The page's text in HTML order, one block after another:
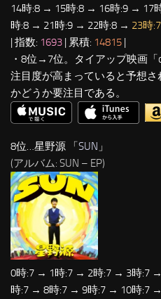
14時:8 → 15時:8 → 16時:9 → 17
時:8 → 21時:9 → 22時:8 → 23時:7
| 指数: 1693 | 累積: 14815 |
・8位→7位。タイアップ映画「
注目度が高まっていると予想さ
かどうか要注目である。
8位…星野源 「SUN 」
(アルバム: SUN – EP)
0時:7 → 1時:7 → 2時:7 → 3時:7
時:7 → 8時:7 → 9時:7 → 10時:7